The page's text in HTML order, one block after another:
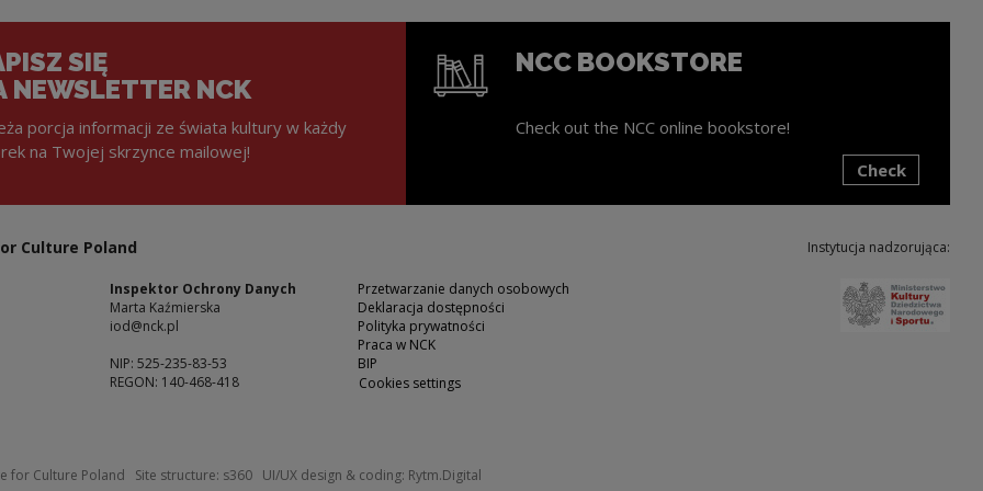
SIĘ
NEWSLETTER NCK
porcja informacji ze świata kultury w każdy
na Twojej skrzynce mailowej!
NCC BOOKSTORE
Check out the NCC online bookstore!
Check
Culture Poland
Inspektor Ochrony Danych
Marta Kaźmierska
iod@nck.pl
NIP: 525-235-83-53
REGON: 140-468-418
Przetwarzanie danych osobowych
Deklaracja dostępności
Polityka prywatności
Praca w NCK
BIP
Cookies settings
Instytucja nadzorująca:
for Culture Poland Site structure: s360Note, the link will open in a new window
UI/UX design & coding: Rytm.Digital